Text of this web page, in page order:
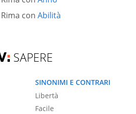
Rima con Abilità
SAPERE
SINONIMI E CONTRARI
Libertà
Facile